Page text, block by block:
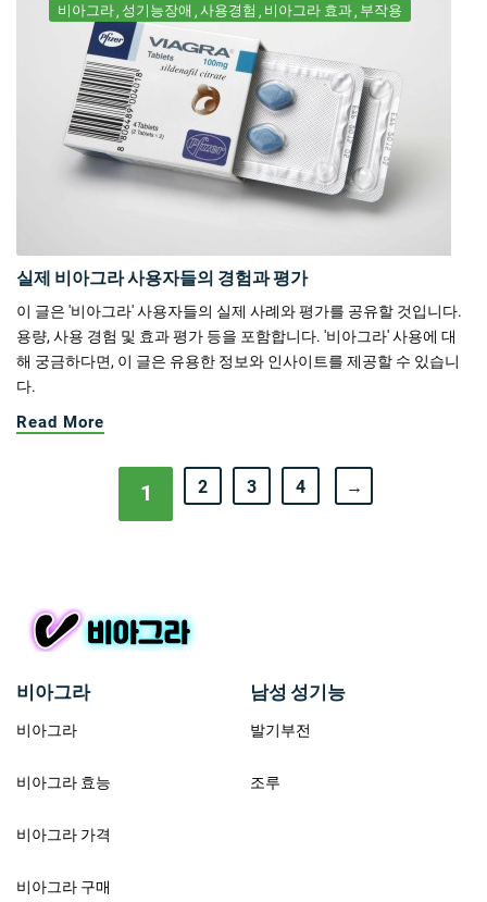
비아그라 성기능장애 사용경험 비아그라 효과 부작용
실제 비아그라 사용자들의 경험과 평가
이 글은 '비아그라' 사용자들의 실제 사례와 평가를 공유할 것입니다.
용량, 사용 경험 및 효과 평가 등을 포함합니다. '비아그라' 사용에 대
해 궁금하다면, 이 글은 유용한 정보와 인사이트를 제공할 수 있습니
다.
Read More
1 2 3 4 →
비아그라
비아그라
비아그라 효능
비아그라 가격
비아그라 구매
남성 성기능
발기부전
조루